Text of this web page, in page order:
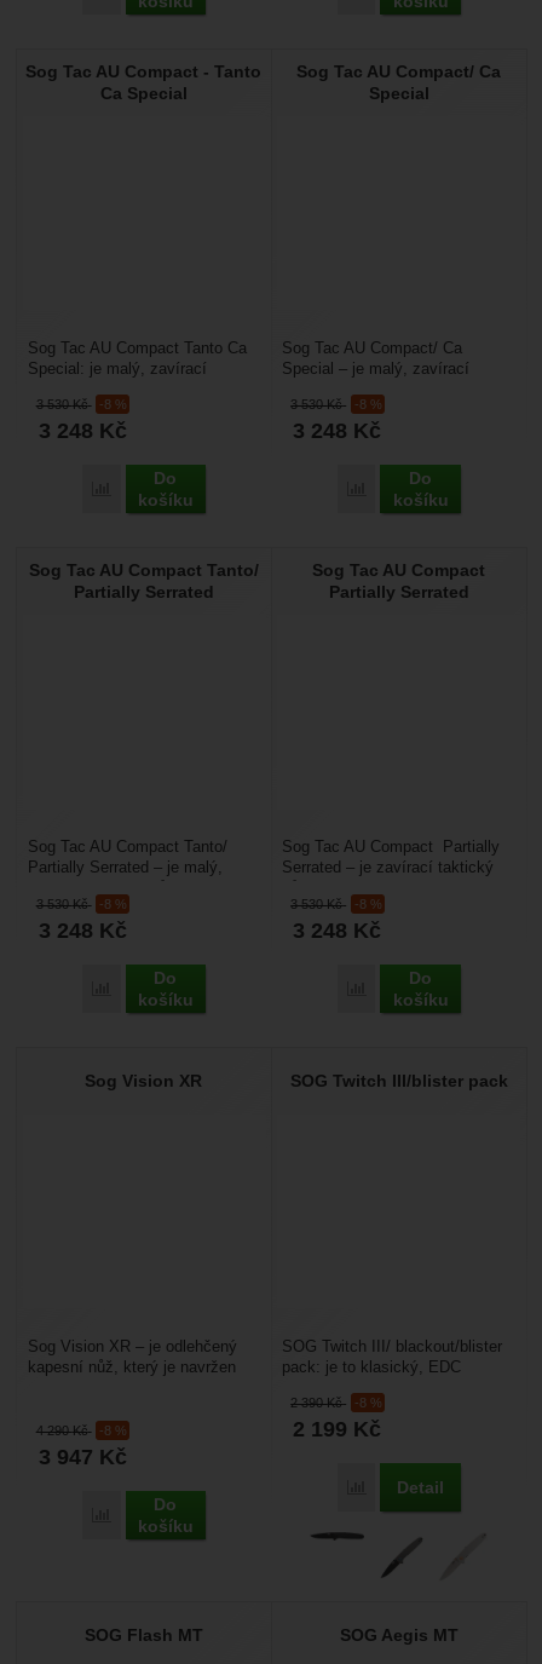
Sog Tac AU Compact - Tanto
Ca Special
3 530Kč -8 %
3 248 Kč
Přidat 'Sog Tac AU Compact - Tanto Ca Special' k porovnání
Do
košíku
Sog Tac AU Compact Tanto Ca
Special: je malý, zavírací
profesionální vojáky,...
Sog Tac AU Compact/ Ca
Special
3 530Kč -8 %
3 248 Kč
Přidat 'Sog Tac AU
Do
košíku
Sog Tac AU Compact/ Ca
Special – je malý, zavírací
profesionální vojáky,...
Sog Tac AU Compact Tanto/
Partially Serrated
3 530Kč -8 %
3 248 Kč
Přidat 'Sog Tac AU Compact Tanto/ Partially Serrated' k
Do
košíku
Sog Tac AU Compact Tanto/
Partially Serrated – je malý,
pro profesionální...
Sog Tac AU Compact
Partially Serrated
3 530Kč -8 %
3 248 Kč
Přidat 'Sog Tac AU
Do
košíku
Sog Tac AU Compact Partially
Serrated – je zavírací taktický
vojáky...
Sog Vision XR
4 290Kč -8 %
3 947 Kč
Přidat 'Sog Vision XR' k porovnání
Do
košíku
Sog Vision XR – je odlehčený
kapesní nůž, který je navržen
SOG Twitch III/blister pack
2 390Kč -8 %
2 199 Kč
Přidat 'SOG Twitch III/
Detail
SOG Twitch III/ blackout/blister
pack: je to klasický, EDC
barveného hliníku....
SOG Flash MT SOG Aegis MT